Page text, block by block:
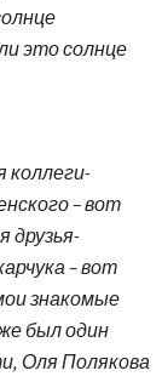
это солнце
коллеги-
– вот
друзья-
– вот
знакомые
был один
Оля Полякова